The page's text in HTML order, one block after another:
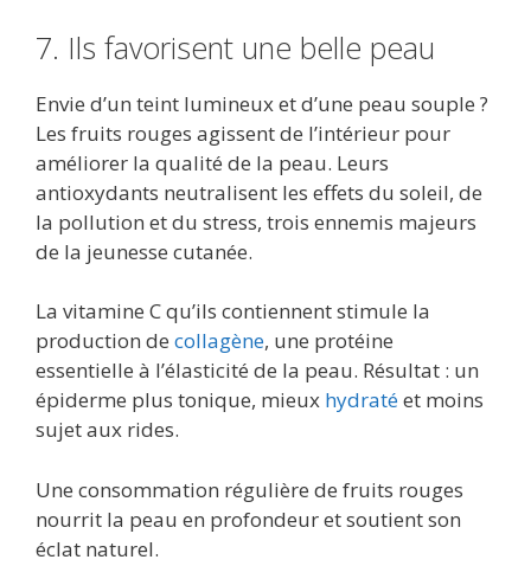
7. Ils favorisent une belle peau
Envie d’un teint lumineux et d’une peau souple ?
Les fruits rouges agissent de l’intérieur pour
améliorer la qualité de la peau. Leurs
antioxydants neutralisent les effets du soleil, de
la pollution et du stress, trois ennemis majeurs
de la jeunesse cutanée.
La vitamine C qu’ils contiennent stimule la
production de collagène, une protéine
essentielle à l’élasticité de la peau. Résultat : un
épiderme plus tonique, mieux hydratéet moins
sujet aux rides.
Une consommation régulière de fruits rouges
nourrit la peau en profondeur et soutient son
éclat naturel.